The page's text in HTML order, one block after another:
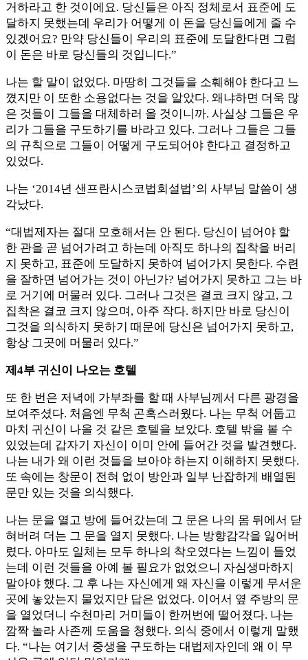
거하라고 한 것이에요. 당신들은 아직 정체로서 표준에 도
달하지 못했는데 우리가 어떻게 이 돈을 당신들에게 줄 수
있겠어요? 만약 당신들이 우리의 표준에 도달한다면 그럼
이 돈은 바로 당신들의 것입니다.”
나는 할 말이 없었다. 마땅히 그것들을 소훼해야 한다고 느
꼈지만 이 또한 소용없다는 것을 알았다. 왜냐하면 더욱 많
은 것들이 그들을 대체하러 올 것이니까. 사실상 그들은 우
리가 그들을 구도하기를 바라고 있다. 그러나 그들은 그들
의 규칙으로 그들이 어떻게 구도되어야 한다고 결정하고
있었다.
나는 ‘2014년 샌프란시스코법회설법’의 사부님 말씀이 생
각났다.
“대법제자는 절대 모호해서는 안 된다. 당신이 넘어야 할
한 관을 곧 넘어가려고 하는데 아직도 하나의 집착을 버리
지 못하고, 표준에 도달하지 못하여 넘어가지 못한다. 수련
을 잘하면 넘어가는 것이 아닌가? 넘어가지 못하고 그는 바
로 거기에 머물러 있다. 그러나 그것은 결코 크지 않고, 그
집착은 결코 크지 않으며, 아주 작다. 하지만 바로 당신이
그것을 의식하지 못하기 때문에 당신은 넘어가지 못하고,
항상 그곳에 머물러 있다.”
제4부 귀신이 나오는 호텔
또 한 번은 저녁에 가부좌를 할 때 사부님께서 다른 광경을
보여주셨다. 처음엔 무척 곤혹스러웠다. 나는 무척 어둡고
마치 귀신이 나올 것 같은 호텔을 보았다. 호텔 밖을 볼 수
있었는데 갑자기 자신이 이미 안에 들어간 것을 발견했다.
나는 내가 왜 이런 것들을 보아야 하는지 이해하지 못했다.
또 속에는 창문이 전혀 없이 방안과 일부 난잡하게 배열된
문만 있는 것을 의식했다.
나는 문을 열고 방에 들어갔는데 그 문은 나의 몸 뒤에서 닫
혀버려 더는 그 문을 열지 못했다. 나는 방향감각을 잃어버
렸다. 아마도 일체는 모두 하나의 착오였다는 느낌이 들었
는데 이런 것들을 아예 볼 필요가 없었으니 자심생마하지
말아야 했다. 그 후 나는 자신에게 왜 자신을 이렇게 무서운
곳에 놓았는지 물었지만 답은 없었다. 이어서 옆 주방의 문
을 열었더니 수천마리 거미들이 한꺼번에 떨어졌다. 나는
깜짝 놀라 사존께 도움을 청했다. 의식 중에서 이렇게 말했
다. “나는 여기서 중생을 구도하는 대법제자인데 왜 이 무